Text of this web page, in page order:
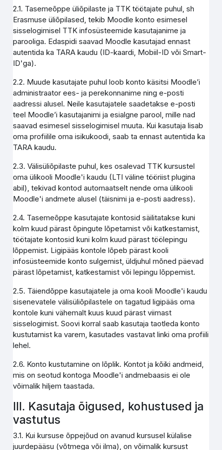
2.1. Tasemeõppe üliõpilaste ja TTK töötajate puhul, sh
Erasmuse üliõpilased, tekib Moodle konto esimesel
sisselogimisel TTK infosüsteemide kasutajanime ja
parooliga. Edaspidi saavad Moodle kasutajad ennast
autentida ka TARA kaudu (ID-kaardi, Mobiil-ID või Smart-
ID'ga).
2.2. Muude kasutajate puhul loob konto käsitsi Moodle’i
administraator ees- ja perekonnanime ning e-posti
aadressi alusel. Neile kasutajatele saadetakse e-posti
teel Moodle’i kasutajanimi ja esialgne parool, mille nad
saavad esimesel sisselogimisel muuta. Kui kasutaja lisab
oma profiilile oma isikukoodi, saab ta ennast autentida ka
TARA kaudu.
2.3. Välisüliõpilaste puhul, kes osalevad TTK kursustel
oma ülikooli Moodle'i kaudu (LTI väline tööriist plugina
abil), tekivad kontod automaatselt nende oma ülikooli
Moodle'i andmete alusel (täisnimi ja e-posti aadress).
2.4. Tasemeõppe kasutajate kontosid säilitatakse kuni
kolm kuud pärast õpingute lõpetamist või katkestamist,
töötajate kontosid kuni kolm kuud pärast töölepingu
lõppemist. Ligipääs kontole lõpeb pärast kooli
infosüsteemide konto sulgemist, üldjuhul mõned päevad
pärast lõpetamist, katkestamist või lepingu lõppemist.
2.5. Täiendõppe kasutajatele ja oma kooli Moodle'i kaudu
sisenevatele välisüliõpilastele on tagatud ligipääs oma
kontole kuni vähemalt kuus kuud pärast viimast
sisselogimist. Soovi korral saab kasutaja taotleda konto
kustutamist ka varem, kasutades vastavat linki oma profiili
lehel.
2.6. Konto kustutamine on lõplik. Kontot ja kõiki andmeid,
mis on seotud kontoga Moodle'i andmebaasis ei ole
võimalik hiljem taastada.
III. Kasutaja õigused, kohustused ja
vastutus
3.1. Kui kursuse õppejõud on avanud kursusel külalise
juurdepääsu (võtmega või ilma), on võimalik kursust